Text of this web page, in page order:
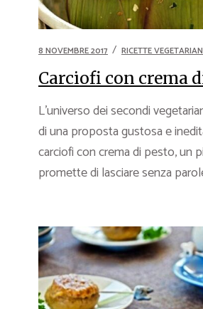
8 NOVEMBRE 2017 RICETTE
Carciofi con crema
L’universo dei secondi
di una proposta gustosa e
carciofi con crema di pesto, un
promette di lasciare senza